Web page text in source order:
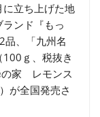
立ち上げた地
ンド『もっ
、「九州名
ｇ、税抜き
家 レモンス
が全国発売さ